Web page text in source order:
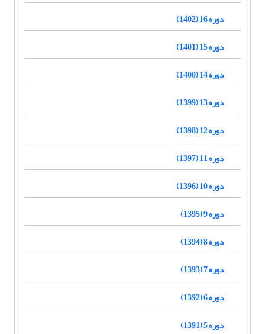
دوره 16 (1402)
دوره 15 (1401)
دوره 14 (1400)
دوره 13 (1399)
دوره 12 (1398)
دوره 11 (1397)
دوره 10 (1396)
دوره 9 (1395)
دوره 8 (1394)
دوره 7 (1393)
دوره 6 (1392)
دوره 5 (1391)